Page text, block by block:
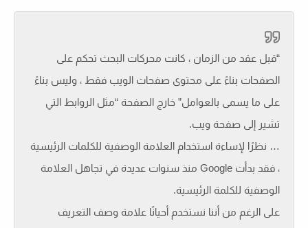
“قبل عقد من الزمان ، كانت محركات البحث تحكم على
الصفحات بناءً على محتوى صفحات الويب فقط ، وليس بناءً
على ما يسمى بالعوامل” خارج الصفحة “مثل الروابط التي
تشير إلى صفحة ويب.
… نظرًا لإساءة استخدام العلامة الوصفية للكلمات الرئيسية
، فقد بدأت Google منذ سنوات عديدة في تجاهل العلامة
الوصفية للكلمة الرئيسية.
على الرغم من أننا نستخدم أحيانًا علامة وصف التعريف